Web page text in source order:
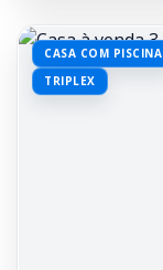
CASA COM PISCINA
TRIPLEX